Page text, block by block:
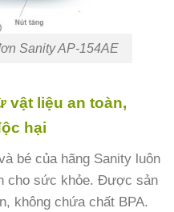
Sanity AP-154AE
vật liệu an toàn,
hại
bé của hãng Sanity luôn
cho sức khỏe. Được sản
không chứa chất BPA.